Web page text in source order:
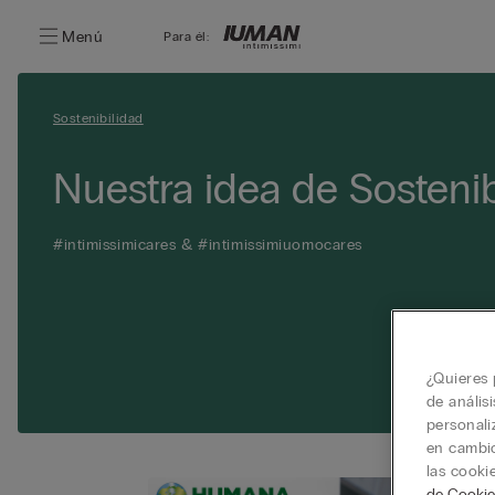
Menú Para él:
Sostenibilidad
Nuestra idea de
#intimissimicares & #intimissimiuomocares
de
en
las